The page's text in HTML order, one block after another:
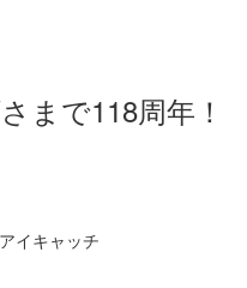
まで118周年！